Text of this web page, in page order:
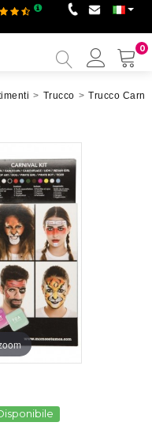
0
mio
> Trucco > Trucco